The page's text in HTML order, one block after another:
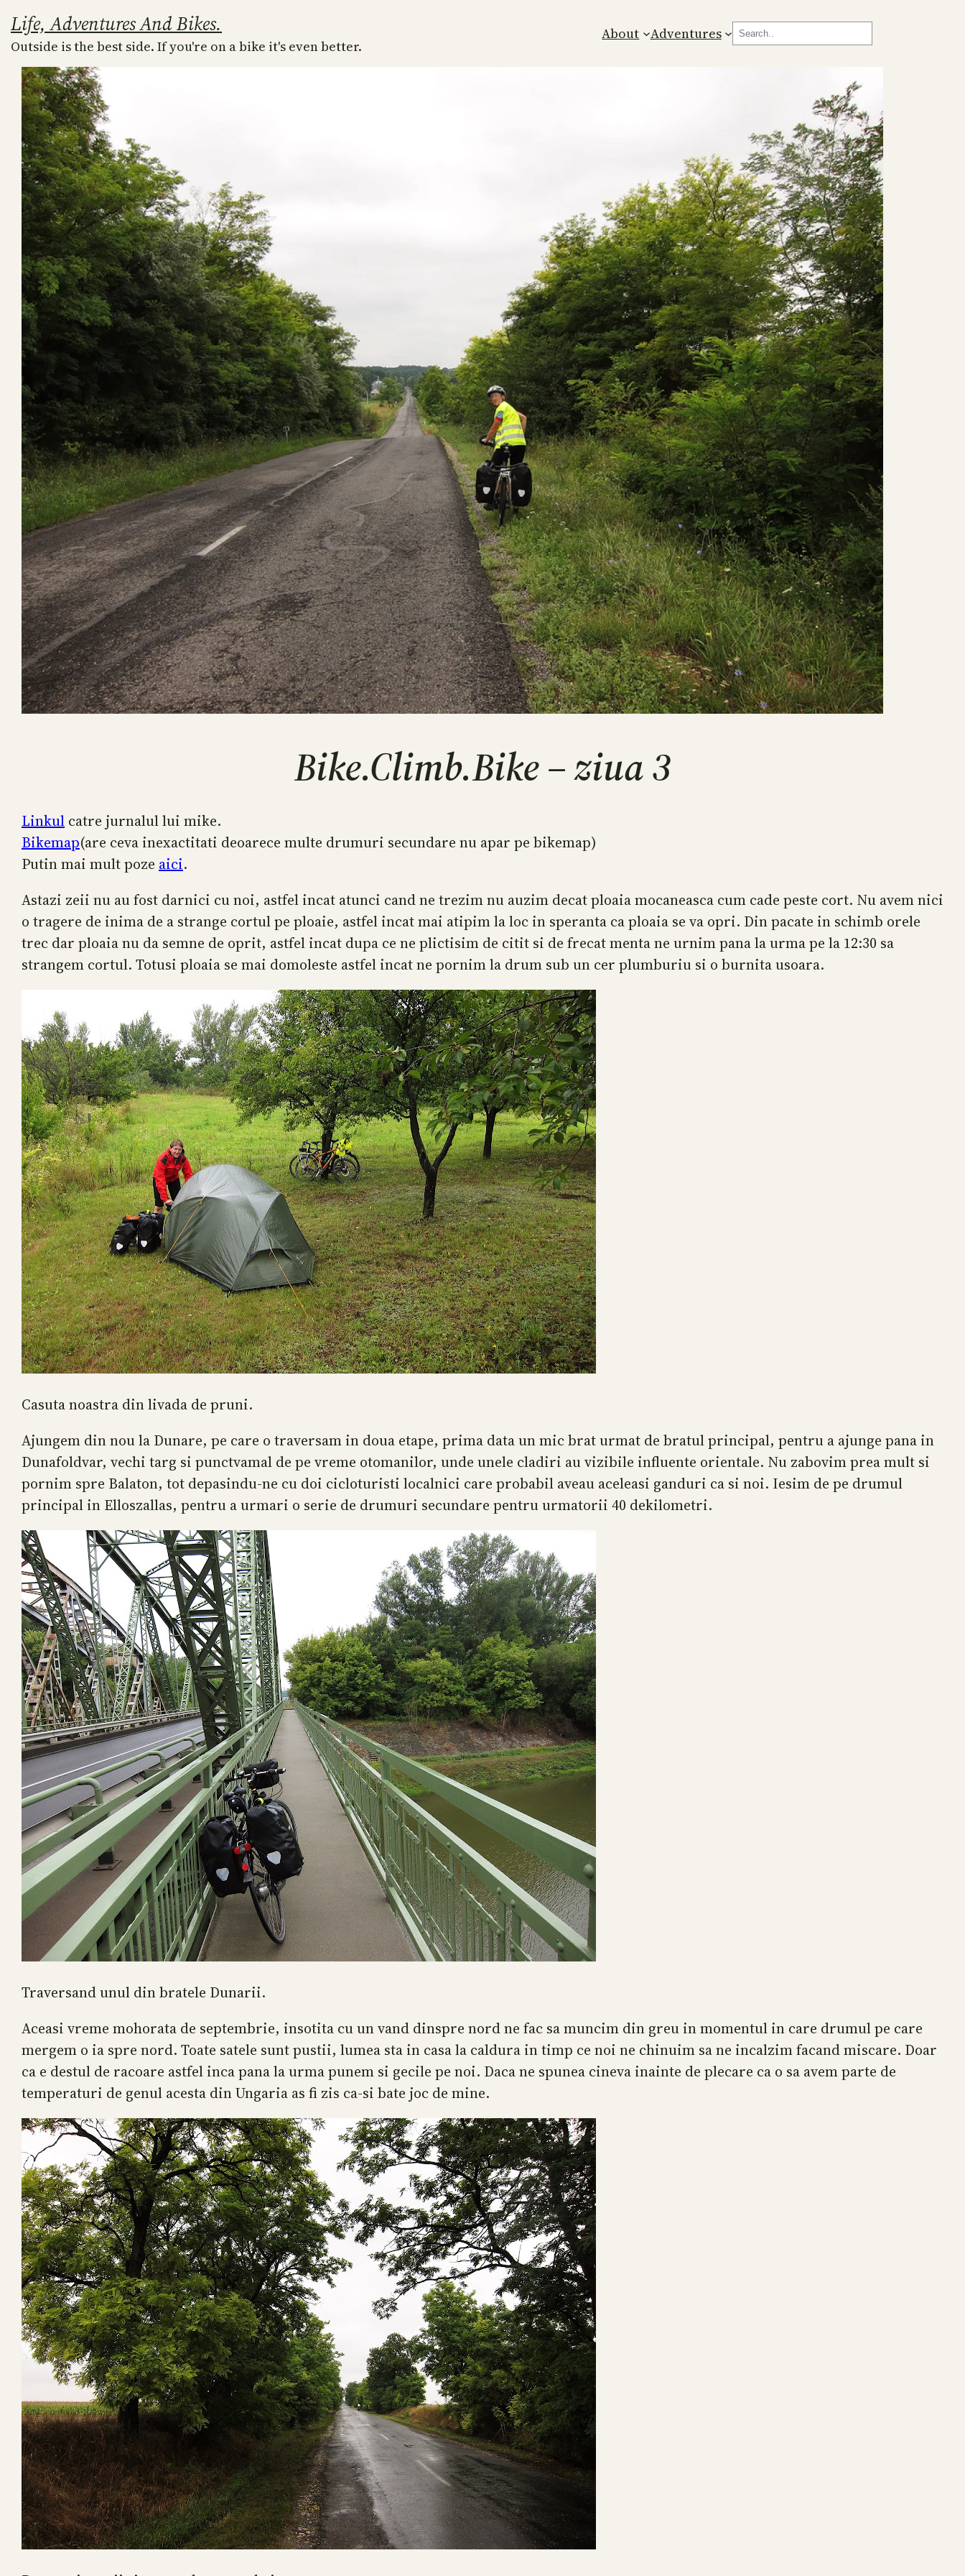
to
content
Life, Adventures And Bikes.
Outside is the best side. If you're on a bike it's even better.
About Adventures Search
Bike.Climb.Bike – ziua 3
Linkul catre jurnalul lui mike.
Bikemap(are ceva inexactitati deoarece multe drumuri secundare nu apar pe bikemap)
Putin mai mult poze aici.
Astazi zeii nu au fost darnici cu noi, astfel incat atunci cand ne trezim nu auzim decat ploaia mocaneasca cum cade peste cort. Nu avem nici
o tragere de inima de a strange cortul pe ploaie, astfel incat mai atipim la loc in speranta ca ploaia se va opri. Din pacate in schimb orele
trec dar ploaia nu da semne de oprit, astfel incat dupa ce ne plictisim de citit si de frecat menta ne urnim pana la urma pe la 12:30 sa
strangem cortul. Totusi ploaia se mai domoleste astfel incat ne pornim la drum sub un cer plumburiu si o burnita usoara.
Casuta noastra din livada de pruni.
Ajungem din nou la Dunare, pe care o traversam in doua etape, prima data un mic brat urmat de bratul principal, pentru a ajunge pana in
Dunafoldvar, vechi targ si punctvamal de pe vreme otomanilor, unde unele cladiri au vizibile influente orientale. Nu zabovim prea mult si
pornim spre Balaton, tot depasindu-ne cu doi cicloturisti localnici care probabil aveau aceleasi ganduri ca si noi. Iesim de pe drumul
principal in Elloszallas, pentru a urmari o serie de drumuri secundare pentru urmatorii 40 dekilometri.
Traversand unul din bratele Dunarii.
Aceasi vreme mohorata de septembrie, insotita cu un vand dinspre nord ne fac sa muncim din greu in momentul in care drumul pe care
mergem o ia spre nord. Toate satele sunt pustii, lumea sta in casa la caldura in timp ce noi ne chinuim sa ne incalzim facand miscare. Doar
ca e destul de racoare astfel inca pana la urma punem si gecile pe noi. Daca ne spunea cineva inainte de plecare ca o sa avem parte de
temperaturi de genul acesta din Ungaria as fi zis ca-si bate joc de mine.